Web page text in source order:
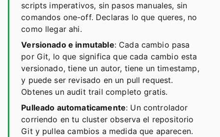
scripts imperativos, sin pasos manuales, sin
comandos one-off. Declaras lo que queres, no
como llegar ahi.
Versionado e inmutable: Cada cambio pasa
por Git, lo que significa que cada cambio esta
versionado, tiene un autor, tiene un timestamp,
y puede ser revisado en un pull request.
Obtenes un audit trail completo gratis.
Pulleado automaticamente: Un controlador
corriendo en tu cluster observa el repositorio
Git y pullea cambios a medida que aparecen.